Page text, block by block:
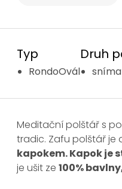
Typ
RondoOvál
Druh
Meditační polštář s
tradic. Zafu polštář je
kapokem.Kapok je
je ušit ze 100%